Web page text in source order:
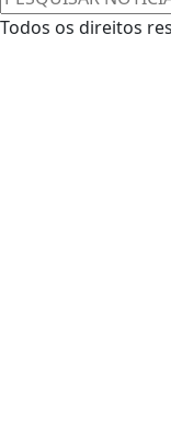
Todos os direitos